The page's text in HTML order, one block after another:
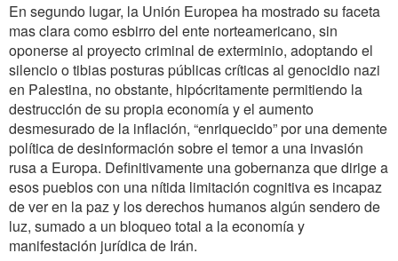
En segundo lugar, la Unión Europea ha mostrado su faceta
mas clara como esbirro del ente norteamericano, sin
oponerse al proyecto criminal de exterminio, adoptando el
silencio o tibias posturas públicas críticas al genocidio nazi
en Palestina, no obstante, hipócritamente permitiendo la
destrucción de su propia economía y el aumento
desmesurado de la inflación, “enriquecido” por una demente
política de desinformación sobre el temor a una invasión
rusa a Europa. Definitivamente una gobernanza que dirige a
esos pueblos con una nítida limitación cognitiva es incapaz
de ver en la paz y los derechos humanos algún sendero de
luz, sumado a un bloqueo total a la economía y
manifestación jurídica de Irán.